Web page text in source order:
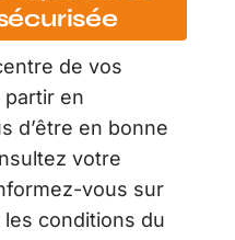
de vos
en
d’être en bonne
votre
vous sur
conditions du